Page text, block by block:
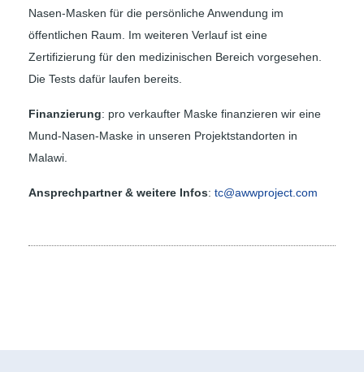
Nasen-Masken für die persönliche Anwendung im
öffentlichen Raum. Im weiteren Verlauf ist eine
Zertifizierung für den medizinischen Bereich vorgesehen.
Die Tests dafür laufen bereits.
Finanzierung: pro verkaufter Maske finanzieren wir eine
Mund-Nasen-Maske in unseren Projektstandorten in
Malawi.
Ansprechpartner & weitere Infos: tc@awwproject.com